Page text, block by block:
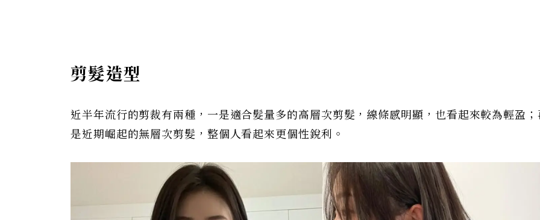
剪髮造型
近半年流行的剪裁有兩種，一是適合髮量多的高層次剪髮，線條感明顯，也看起來較為輕盈
是近期崛起的無層次剪髮，整個人看起來更個性銳利。